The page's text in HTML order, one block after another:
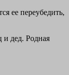
ее переубедить,
и дед. Родная